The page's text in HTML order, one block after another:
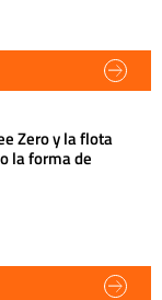
Zero y la flota
la forma de